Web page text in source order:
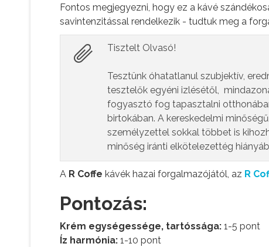
Fontos megjegyezni, hogy ez a kávé
savintenzitással rendelkezik - tudtuk meg a
Tisztelt Olvasó!
Tesztünk óhatatlanul szubjektív,
tesztelők egyéni izlésétől,
fogyasztó fog tapasztalni
birtokában. A kereskedelmi
személyzettel sokkal többet is
minőség iránti elkötelezettég
A R Coffe kávék hazai forgalmazójától, az R
Pontozás:
Krém egységessége, tartóssága: 1-5 pont
Íz harmónia: 1-10 pont